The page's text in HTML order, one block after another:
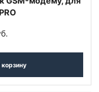
корзину